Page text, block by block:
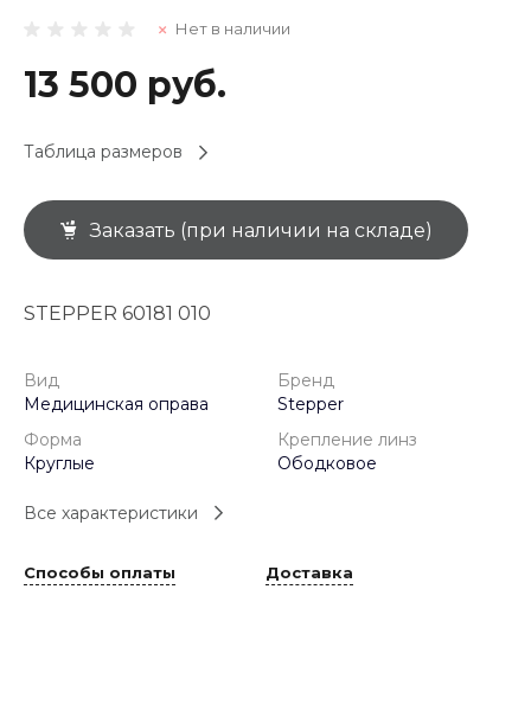
Нет в наличии
13 500 руб.
Таблица размеров
Заказать (при наличии на складе)
STEPPER 60181 010
Вид
Медицинская оправа
Бренд
Stepper
Форма
Круглые
Крепление линз
Ободковое
Все характеристики
Способы оплаты Доставка